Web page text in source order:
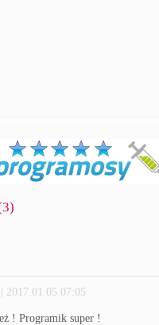
3)
| 2017.01.05 07:05
! Programik super !